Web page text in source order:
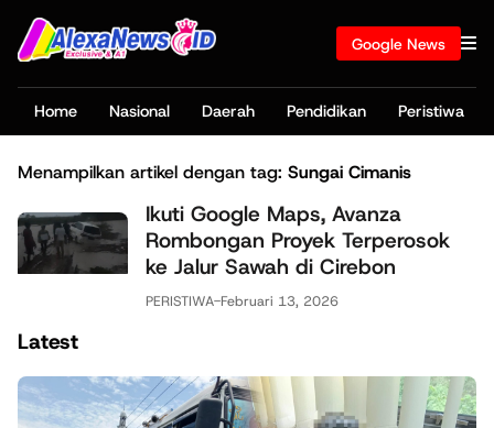
Google News
Home Nasional Daerah Pendidikan Peristiwa
Menampilkan artikel dengan tag: Sungai Cimanis
Ikuti Google Maps, Avanza
Rombongan Proyek Terperosok
ke Jalur Sawah di Cirebon
PERISTIWA-Februari 13, 2026
Latest